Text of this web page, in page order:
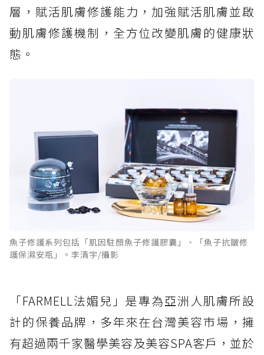
層，賦活肌膚修護能力，加強賦活肌膚並啟
動肌膚修護機制，全方位改變肌膚的健康狀
態。
魚子修護系列包括「肌因駐顏魚子修護膠囊」、「魚子抗皺修
護保濕安瓶」。李清宇/攝影
「FARMELL法媚兒」是專為亞洲人肌膚所設
計的保養品牌，多年來在台灣美容市場，擁
有超過兩千家醫學美容及美容SPA客戶，並於